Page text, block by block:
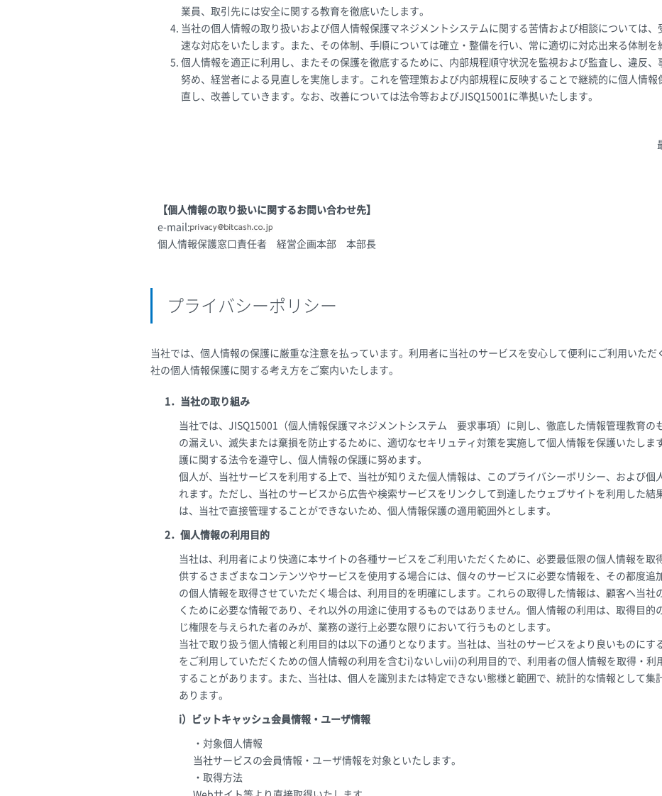
業員、取引先には安全に関する教育を徹底いたします。
当社の個人情報の取り扱いおよび個人情報保護マネジメントシステムに関する苦情および相談については
速な対応をいたします。また、その体制、手順については確立・整備を行い、常に適切に対応出来る体制を
個人情報を適正に利用し、またその保護を徹底するために、内部規程順守状況を監視および監査し、違反、
努め、経営者による見直しを実施します。これを管理策および内部規程に反映することで継続的に個人情報
直し、改善していきます。なお、改善については法令等およびJISQ15001に準拠いたします。
【個人情報の取り扱いに関するお問い合わせ先】
e-mail:
個人情報保護窓口責任者 経営企画本部 本部長
プライバシーポリシー
当社では、個人情報の保護に厳重な注意を払っています。利用者に当社のサービスを安心して便利にご利用いただ
社の個人情報保護に関する考え方をご案内いたします。
1．当社の取り組み
当社では、JISQ15001（個人情報保護マネジメントシステム 要求事項）に則し、徹底した情報管理教育の
の漏えい、滅失または棄損を防止するために、適切なセキリュティ対策を実施して個人情報を保護いたしま
護に関する法令を遵守し、個人情報の保護に努めます。
個人が、当社サービスを利用する上で、当社が知りえた個人情報は、このプライバシーポリシー、および個
れます。ただし、当社のサービスから広告や検索サービスをリンクして到達したウェブサイトを利用した結
は、当社で直接管理することができないため、個人情報保護の適用範囲外とします。
2．個人情報の利用目的
当社は、利用者により快適に本サイトの各種サービスをご利用いただくために、必要最低限の個人情報を取
供するさまざまなコンテンツやサービスを使用する場合には、個々のサービスに必要な情報を、その都度追
の個人情報を取得させていただく場合は、利用目的を明確にします。これらの取得した情報は、顧客へ当社
くために必要な情報であり、それ以外の用途に使用するものではありません。個人情報の利用は、取得目的
じ権限を与えられた者のみが、業務の遂行上必要な限りにおいて行うものとします。
当社で取り扱う個人情報と利用目的は以下の通りとなります。当社は、当社のサービスをより良いものにす
をご利用していただくための個人情報の利用を含むi)ないしvii)の利用目的で、利用者の個人情報を取得・利
することがあります。また、当社は、個人を識別または特定できない態様と範囲で、統計的な情報として集
あります。
i）ビットキャッシュ会員情報・ユーザ情報
・対象個人情報
当社サービスの会員情報・ユーザ情報を対象といたします。
・取得方法